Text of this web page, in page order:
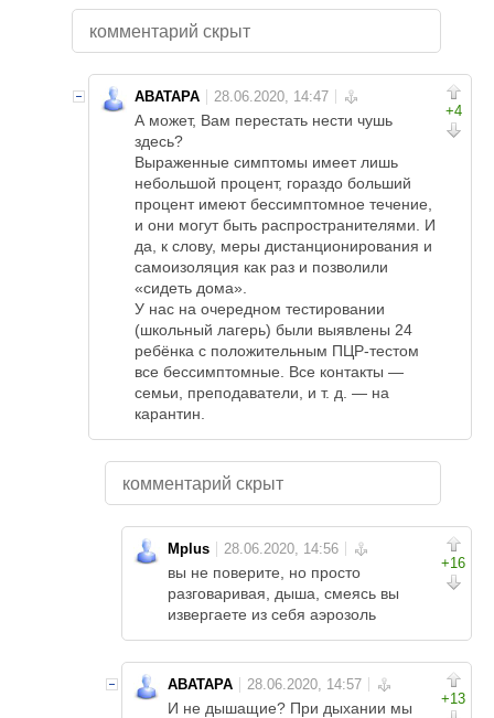
комментарий скрыт
+4
ABATAPA
А может, Вам перестать нести чушь
здесь?
Выраженные симптомы имеет лишь
небольшой процент, гораздо больший
процент имеют бессимптомное течение,
и они могут быть распространителями. И
да, к слову, меры дистанционирования и
самоизоляция как раз и позволили
«сидеть дома».
У нас на очередном тестировании
(школьный лагерь) были выявлены 24
ребёнка с положительным ПЦР-тестом
все бессимптомные. Все контакты —
семьи, преподаватели, и т. д. — на
карантин.
комментарий скрыт
+16
Mplus
вы не поверите, но просто
разговаривая, дыша, смеясь вы
извергаете из себя аэрозоль
+13
ABATAPA
И не дышащие? При дыхании мы